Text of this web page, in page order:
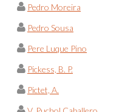
Pedro Moreira
Pedro Sousa
Pere Luque Pino
Pickess, B. P.
Pictet, A.